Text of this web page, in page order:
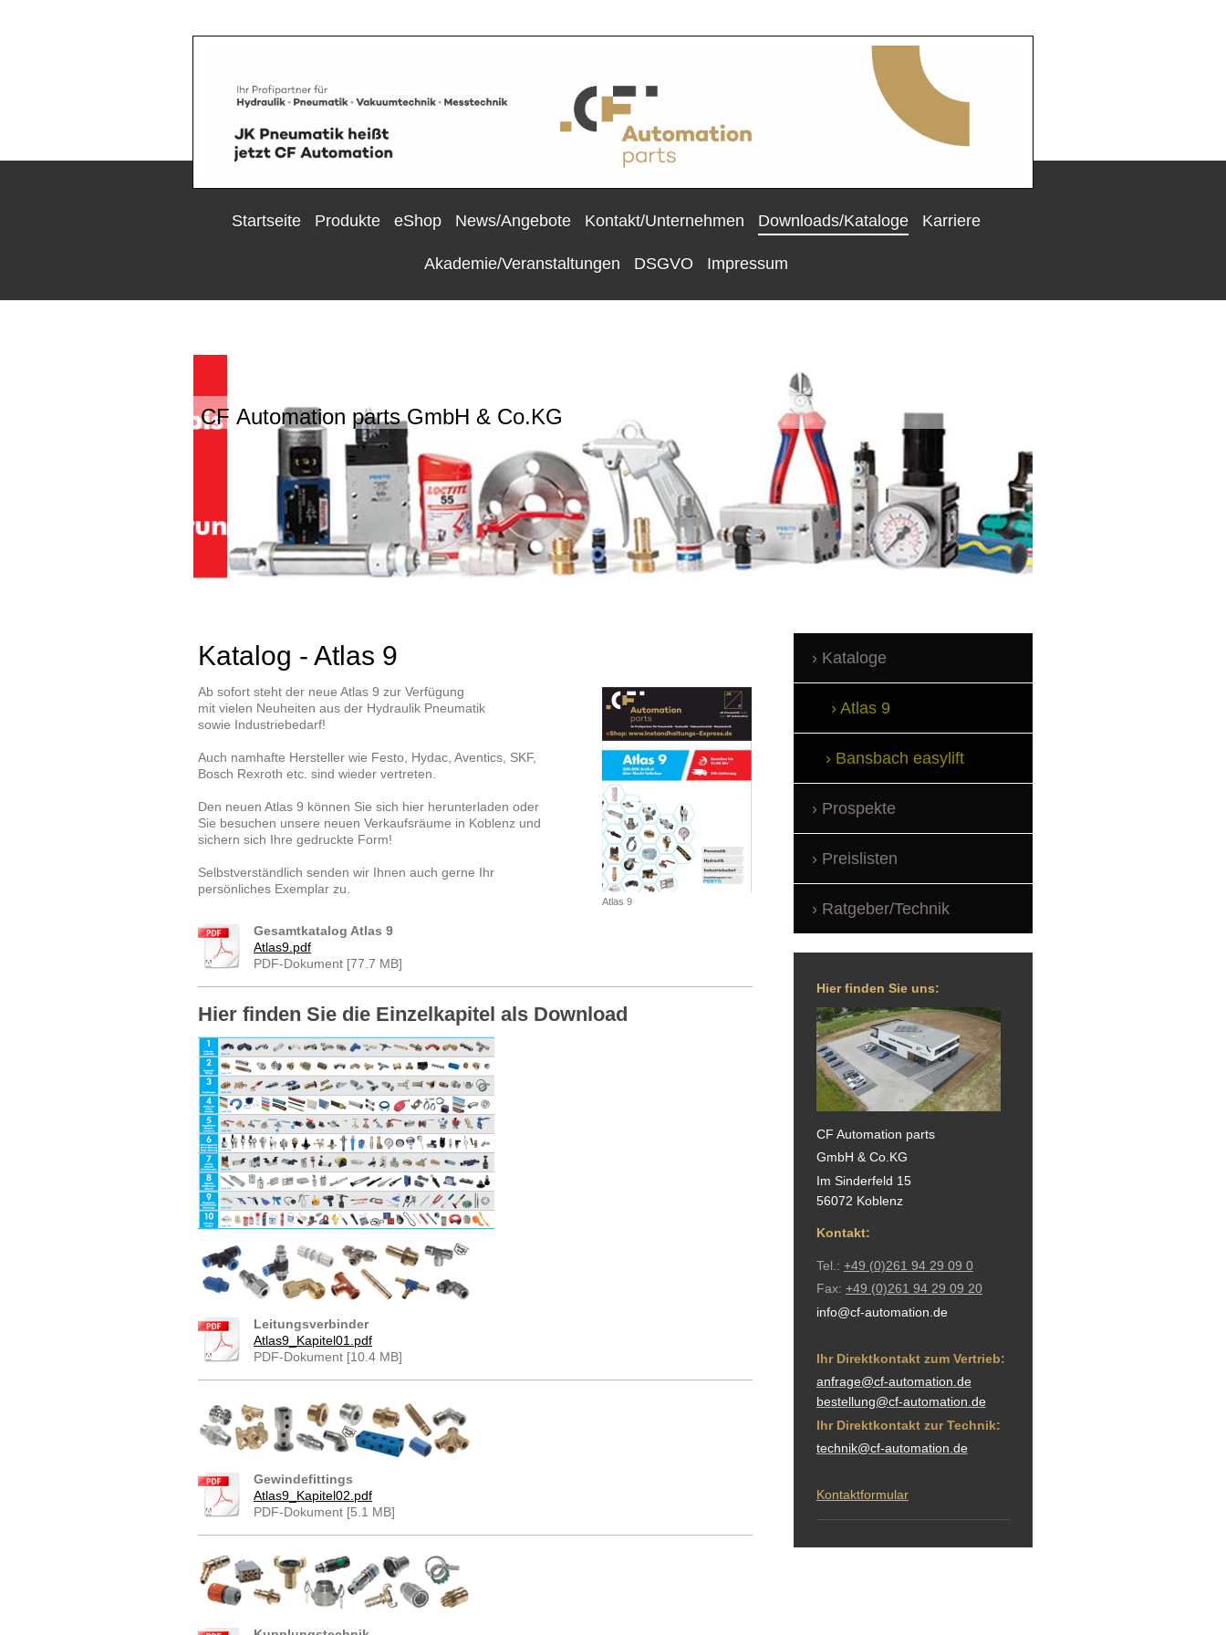
Startseite Produkte eShop News/Angebote Kontakt/Unternehmen Downloads/Kataloge Karriere
Akademie/Veranstaltungen DSGVO Impressum
CF Automation parts GmbH & Co.KG
Katalog - Atlas 9
Atlas 9
Ab sofort steht der neue Atlas 9 zur Verfügung
mit vielen Neuheiten aus der Hydraulik Pneumatik
sowie Industriebedarf!
Auch namhafte Hersteller wie Festo, Hydac, Aventics, SKF,
Bosch Rexroth etc. sind wieder vertreten.
Den neuen Atlas 9 können Sie sich hier herunterladen oder
Sie besuchen unsere neuen Verkaufsräume in Koblenz und
sichern sich Ihre gedruckte Form!
Selbstverständlich senden wir Ihnen auch gerne Ihr
persönliches Exemplar zu.
Gesamtkatalog Atlas 9
Atlas9.pdf
PDF-Dokument [77.7 MB]
Hier finden Sie die Einzelkapitel als Download
Leitungsverbinder
Atlas9_Kapitel01.pdf
PDF-Dokument [10.4 MB]
Gewindefittings
Atlas9_Kapitel02.pdf
PDF-Dokument [5.1 MB]
Kataloge
Atlas 9
Bansbach easylift
Prospekte
Preislisten
Ratgeber/Technik
Hier finden Sie uns:
CF Automation parts
GmbH & Co.KG
Im Sinderfeld 15
56072 Koblenz
Kontakt:
Tel.: +49 (0)261 94 29 09 0
Fax: +49 (0)261 94 29 09 20
info@cf-automation.de
Ihr Direktkontakt zum Vertrieb:
anfrage@cf-automation.de
bestellung@cf-automation.de
Ihr Direktkontakt zur Technik:
technik@cf-automation.de
Kontaktformular